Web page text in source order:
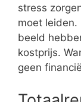
stress
moet leiden.
beeld
kostprijs.
geen